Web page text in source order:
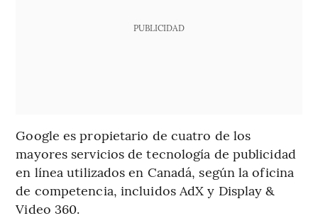
PUBLICIDAD
Google es propietario de cuatro de los
mayores servicios de tecnología de publicidad
en línea utilizados en Canadá, según la oficina
de competencia, incluidos AdX y Display &
Video 360.